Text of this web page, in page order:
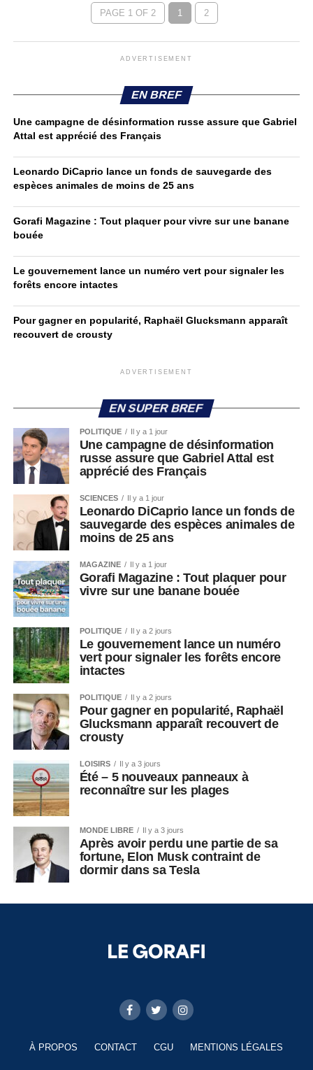
PAGE 1 OF 2 1 2
ADVERTISEMENT
EN BREF
Une campagne de désinformation russe assure que Gabriel
Attal est apprécié des Français
Leonardo DiCaprio lance un fonds de sauvegarde des
espèces animales de moins de 25 ans
Gorafi Magazine : Tout plaquer pour vivre sur une banane
bouée
Le gouvernement lance un numéro vert pour signaler les
forêts encore intactes
Pour gagner en popularité, Raphaël Glucksmann apparaît
recouvert de crousty
ADVERTISEMENT
EN SUPER BREF
POLITIQUE Il y a 1 jour
Une campagne de désinformation
russe assure que Gabriel Attal est
apprécié des Français
SCIENCES Il y a 1 jour
Leonardo DiCaprio lance un fonds de
sauvegarde des espèces animales de
moins de 25 ans
MAGAZINE Il y a 1 jour
Gorafi Magazine : Tout plaquer pour
vivre sur une banane bouée
POLITIQUE Il y a 2 jours
Le gouvernement lance un numéro
vert pour signaler les forêts encore
intactes
POLITIQUE Il y a 2 jours
Pour gagner en popularité, Raphaël
Glucksmann apparaît recouvert de
crousty
LOISIRS Il y a 3 jours
Été – 5 nouveaux panneaux à
reconnaître sur les plages
MONDE LIBRE Il y a 3 jours
Après avoir perdu une partie de sa
fortune, Elon Musk contraint de
dormir dans sa Tesla
À PROPOS CONTACT CGU MENTIONS LÉGALES